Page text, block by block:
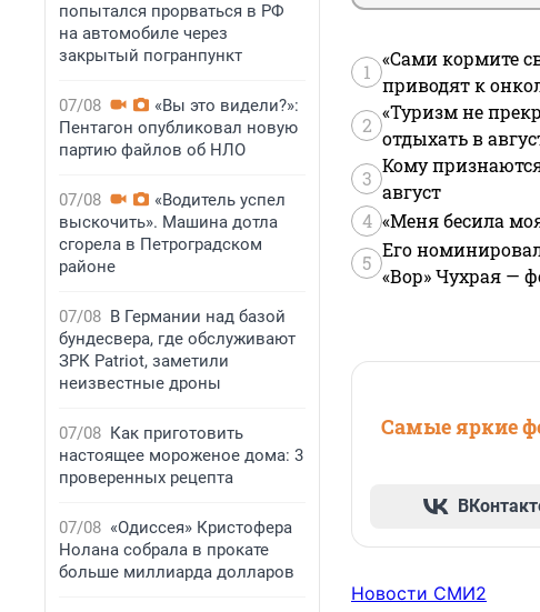
попытался прорваться в РФ
на автомобиле через
закрытый погранпункт
07/08
«Вы это видели?»:
Пентагон опубликовал новую
партию файлов об НЛО
07/08
«Водитель успел
выскочить». Машина дотла
сгорела в Петроградском
районе
07/08 В Германии над базой
бундесвера, где обслуживают
ЗРК Patriot, заметили
неизвестные дроны
07/08 Как приготовить
настоящее мороженое дома: 3
проверенных рецепта
07/08 «Одиссея» Кристофера
Нолана собрала в прокате
больше миллиарда долларов
1
«Сами кормите
приводят к
2
«Туризм не
отдыхать в
3
Кому
август
4 «Меня бесила
5
Его
«Вор» Чухрая —
Самые яркие
Новости СМИ2